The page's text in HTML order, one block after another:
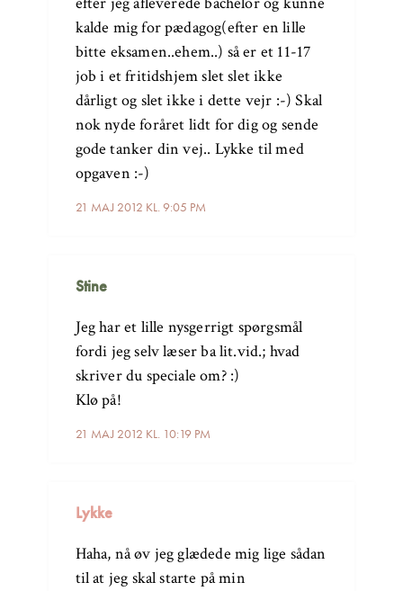
21 MAJ 2012 KL. 9:05 PM
kalde mig for pædagog(efter en lille
bitte eksamen..ehem..) så er et 11-17
job i et fritidshjem slet slet ikke
dårligt og slet ikke i dette vejr :-) Skal
nok nyde foråret lidt for dig og sende
gode tanker din vej.. Lykke til med
opgaven :-)
Stine
21 MAJ 2012 KL. 10:19 PM
Jeg har et lille nysgerrigt spørgsmål
fordi jeg selv læser ba lit.vid.; hvad
skriver du speciale om? :)
Klø på!
Lykke
Haha, nå øv jeg glædede mig lige sådan
til at jeg skal starte på min